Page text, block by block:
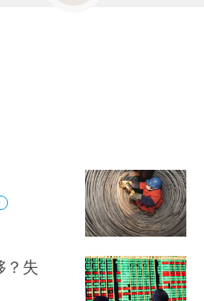
？失